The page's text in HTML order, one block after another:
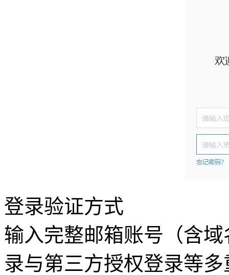
登录验证方式
输入完整邮箱账号（含
录与第三方授权登录等